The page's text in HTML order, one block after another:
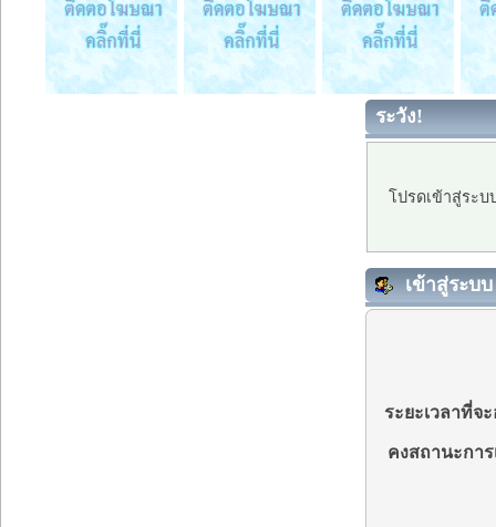
ระวัง!
โปรดเข้าสู่ระ
เข้าสู่ระบบ
ระยะเวลาที่จ
คงสถานะกา